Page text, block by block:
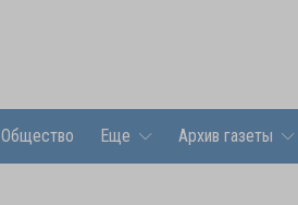
Общество Еще Архив газеты